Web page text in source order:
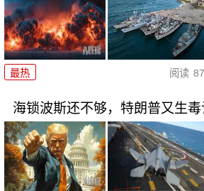
最热 阅读
海锁波斯还不够，特朗普又生